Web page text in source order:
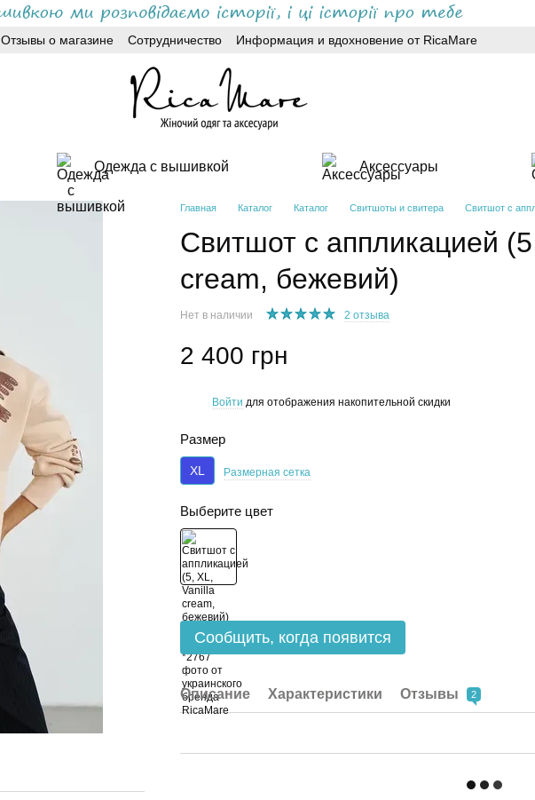
Отзывы о магазине Сотрудничество Информация и вдохновение от RicaMare
Одежда с вышивкой Аксессуары
Главная Каталог Каталог Свитшоты и свитера Свитшот с
Свитшот с аппликацией
cream, бежевий)
Нет в наличии 2 отзыва
2 400 грн
Войти для отображения накопительной скидки
Размер
XL Размерная сетка
Выберите цвет
Сообщить, когда появится
Описание Характеристики Отзывы 2